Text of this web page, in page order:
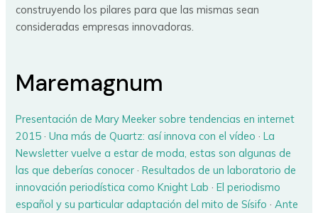
construyendo los pilares para que las mismas sean
consideradas empresas innovadoras.
Maremagnum
Presentación de Mary Meeker sobre tendencias en internet
2015 ·Una más de Quartz: así innova con el vídeo ·La
Newsletter vuelve a estar de moda, estas son algunas de
las que deberías conocer ·Resultados de un laboratorio de
innovación periodística como Knight Lab ·El periodismo
español y su particular adaptación del mito de Sísifo ·Ante